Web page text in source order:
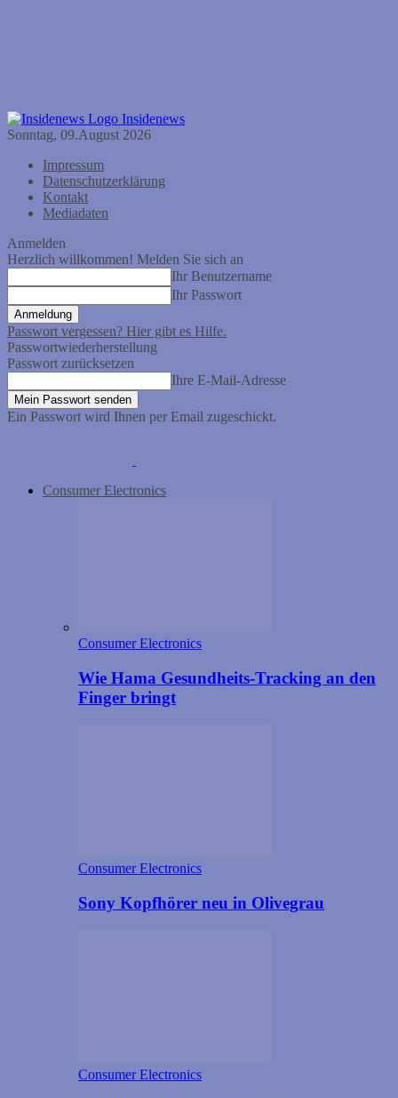
Insidenews
Sonntag, 09.August 2026
Impressum
Datenschutzerklärung
Kontakt
Mediadaten
Anmelden
Herzlich willkommen! Melden Sie sich an
Ihr Benutzername
Ihr Passwort
Passwort vergessen? Hier gibt es Hilfe.
Passwortwiederherstellung
Passwort zurücksetzen
Ihre E-Mail-Adresse
Ein Passwort wird Ihnen per Email zugeschickt.
Consumer Electronics
Consumer Electronics
Wie Hama Gesundheits-Tracking an den
Finger bringt
Consumer Electronics
Sony Kopfhörer neu in Olivegrau
Consumer Electronics